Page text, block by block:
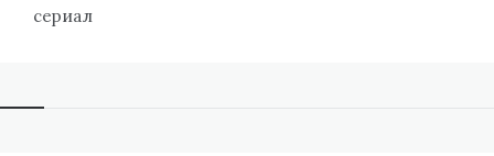
сериал